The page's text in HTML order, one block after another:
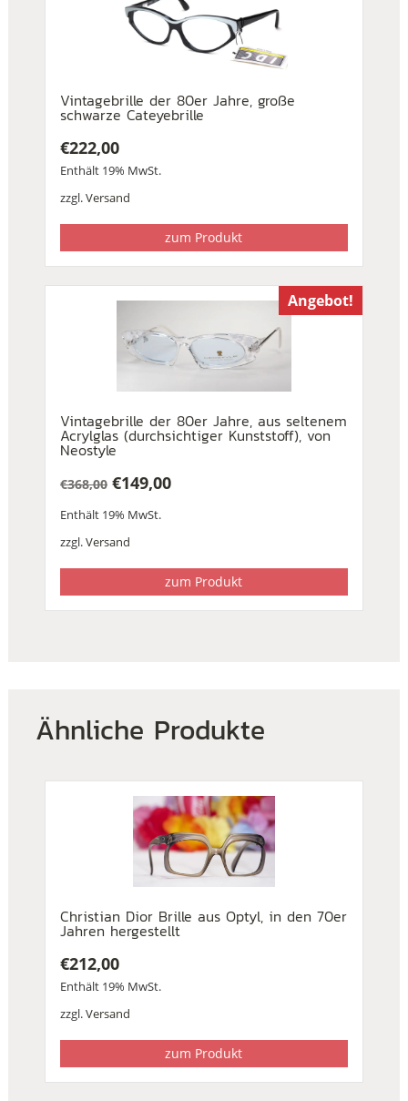
Vintagebrille der 80er Jahre, große
schwarze Cateyebrille
€222,00
Enthält 19% MwSt.
zzgl.Versand
zum Produkt
Angebot!
Vintagebrille der 80er Jahre, aus seltenem
Acrylglas (durchsichtiger Kunststoff), von
Neostyle
€368,00
Preis
war:
€149,00
Preis
ist:
Enthält 19% MwSt.
zzgl.Versand
zum Produkt
Ähnliche Produkte
Christian Dior Brille aus Optyl, in den 70er
Jahren hergestellt
€212,00
Enthält 19% MwSt.
zzgl.Versand
zum Produkt